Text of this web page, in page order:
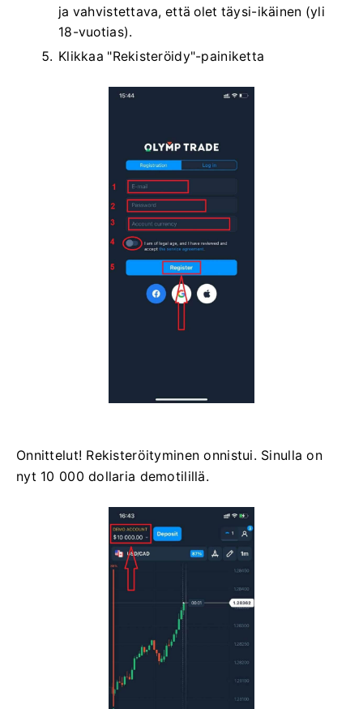
ja vahvistettava, että olet täysi-ikäinen (yli
18-vuotias).
Klikkaa "Rekisteröidy"-painiketta
Onnittelut! Rekisteröityminen onnistui. Sinulla on
nyt 10 000 dollaria demotilillä.